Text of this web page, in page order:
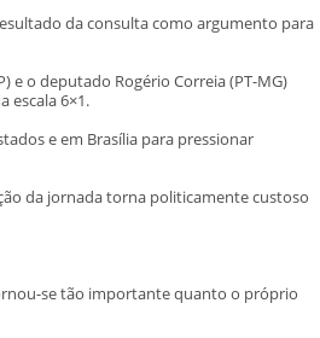
da consulta como argumento para
e o deputado Rogério Correia (PT-MG)
escala 6×1.
e em Brasília para pressionar
da jornada torna politicamente custoso
se tão importante quanto o próprio